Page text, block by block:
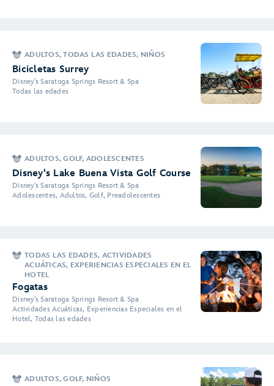
ADULTOS, TODAS LAS EDADES, NIÑOS
Bicicletas Surrey
Disney's Saratoga Springs Resort & Spa
Todas las edades
ADULTOS, GOLF, ADOLESCENTES
Disney's Lake Buena Vista Golf Course
Disney's Saratoga Springs Resort & Spa
Adolescentes, Adultos, Golf, Preadolescentes
TODAS LAS EDADES, ACTIVIDADES
ACUÁTICAS, EXPERIENCIAS ESPECIALES EN EL
HOTEL
Fogatas
Disney's Saratoga Springs Resort & Spa
Actividades Acuáticas, Experiencias Especiales en el
Hotel, Todas las edades
ADULTOS, GOLF, NIÑOS